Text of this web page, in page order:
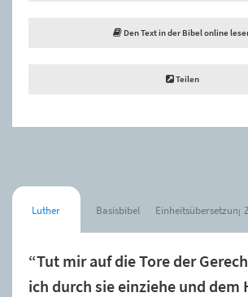
Den Text in der Bibel online
Teilen
Luther Basisbibel Einheitsübersetzung
“Tut mir auf die Tore der
ich durch sie einziehe und dem